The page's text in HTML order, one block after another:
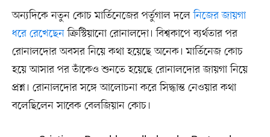
অন্যদিকে নতুন কোচ মার্তিনেজের পর্তুগাল দলেনিজের জায়গা
ধরে রেখেছেনক্রিস্টিয়ানো রোনালদো। বিশ্বকাপে ব্যর্থতার পর
রোনালদোর অবসর নিয়ে কথা হয়েছে অনেক। মার্তিনেজ কোচ
হয়ে আসার পর তাঁকেও শুনতে হয়েছে রোনালদোর জায়গা নিয়ে
প্রশ্ন। রোনালদোর সঙ্গে আলোচনা করে সিদ্ধান্ত নেওয়ার কথা
বলেছিলেন সাবেক বেলজিয়ান কোচ।